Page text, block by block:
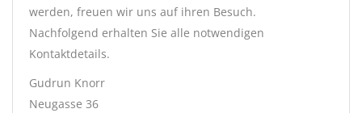
werden, freuen wir uns auf ihren Besuch.
Nachfolgend erhalten Sie alle notwendigen
Kontaktdetails.
Gudrun Knorr
Neugasse 36